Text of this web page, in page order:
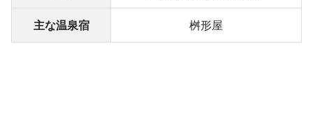
主な温泉宿 桝形屋